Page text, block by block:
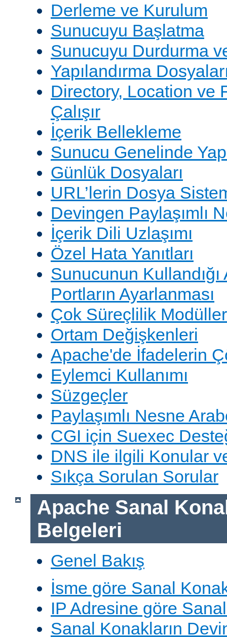
Derleme ve Kurulum
Sunucuyu Başlatma
Sunucuyu Durdurma
Yapılandırma
Directory, Location ve
Çalışır
İçerik Bellekleme
Sunucu Genelinde
Günlük Dosyaları
URL’lerin Dosya
Devingen Paylaşımlı
İçerik Dili Uzlaşımı
Özel Hata Yanıtları
Sunucunun
Portların Ayarlanması
Çok Süreçlilik
Ortam Değişkenleri
Apache'de İfadelerin
Eylemci Kullanımı
Süzgeçler
Paylaşımlı Nesne
CGI için Suexec
DNS ile ilgili Konular
Sıkça Sorulan Sorular
Apache Sanal
Belgeleri
Genel Bakış
İsme göre Sanal
IP Adresine göre
Sanal Konakların